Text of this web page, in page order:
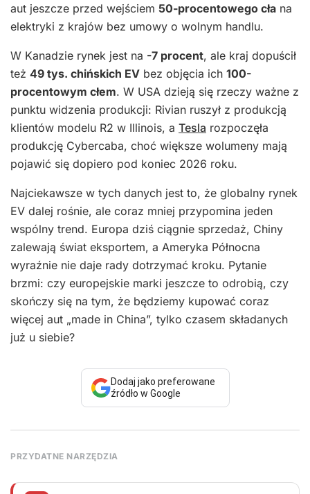
aut jeszcze przed wejściem 50-procentowego cła na
elektryki z krajów bez umowy o wolnym handlu.
W Kanadzie rynek jest na -7 procent, ale kraj dopuścił
też 49 tys. chińskich EV bez objęcia ich 100-
procentowym cłem. W USA dzieją się rzeczy ważne z
punktu widzenia produkcji: Rivian ruszył z produkcją
klientów modelu R2 w Illinois, a Tesla rozpoczęła
produkcję Cybercaba, choć większe wolumeny mają
pojawić się dopiero pod koniec 2026 roku.
Najciekawsze w tych danych jest to, że globalny rynek
EV dalej rośnie, ale coraz mniej przypomina jeden
wspólny trend. Europa dziś ciągnie sprzedaż, Chiny
zalewają świat eksportem, a Ameryka Północna
wyraźnie nie daje rady dotrzymać kroku. Pytanie
brzmi: czy europejskie marki jeszcze to odrobią, czy
skończy się na tym, że będziemy kupować coraz
więcej aut „made in China”, tylko czasem składanych
już u siebie?
Dodaj jako preferowane
źródło w Google
PRZYDATNE NARZĘDZIA